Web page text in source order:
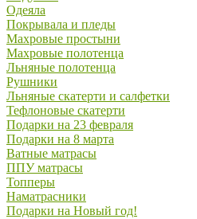
Одеяла
Покрывала и пледы
Махровые простыни
Махровые полотенца
Льняные полотенца
Рушники
Льняные скатерти и салфетки
Тефлоновые скатерти
Подарки на 23 февраля
Подарки на 8 марта
Ватные матрасы
ППУ матрасы
Топперы
Наматрасники
Подарки на Новый год!